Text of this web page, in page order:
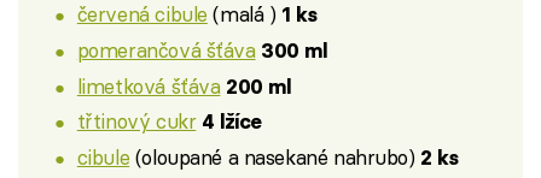
červená cibule (malá ) 1 ks
pomerančová šťáva 300 ml
limetková šťáva 200 ml
třtinový cukr 4 lžíce
cibule (oloupané a nasekané nahrubo) 2 ks